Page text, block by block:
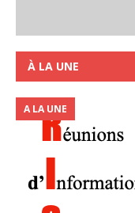
À LA UNE
A LA UNE